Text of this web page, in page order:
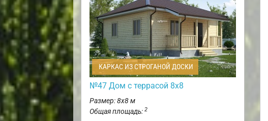
КАРКАС ИЗ СТРОГАНОЙ ДОСКИ
№47 Дом с террасой 8х8
Размер: 8х8 м
Общая площадь: 2